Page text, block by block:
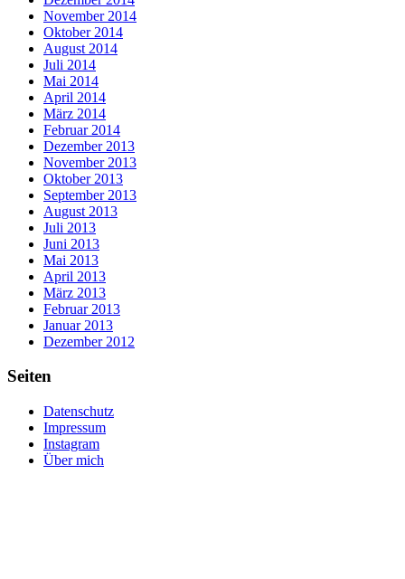
November 2014
Oktober 2014
August 2014
Juli 2014
Mai 2014
April 2014
März 2014
Februar 2014
Dezember 2013
November 2013
Oktober 2013
September 2013
August 2013
Juli 2013
Juni 2013
Mai 2013
April 2013
März 2013
Februar 2013
Januar 2013
Dezember 2012
Seiten
Datenschutz
Impressum
Instagram
Über mich